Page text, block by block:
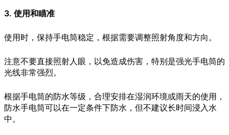
3. 使用和瞄准
使用时，保持手电筒稳定，根据需要调整照射角度和方向。
注意不要直接照射人眼，以免造成伤害，特别是强光手电筒的
光线非常强烈。
根据手电筒的防水等级，合理安排在湿润环境或雨天的使用，
防水手电筒可以在一定条件下防水，但不建议长时间浸入水
中。